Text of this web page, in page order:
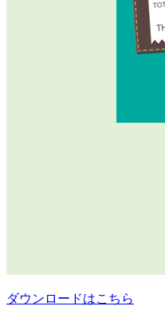
ダウンロードはこちら